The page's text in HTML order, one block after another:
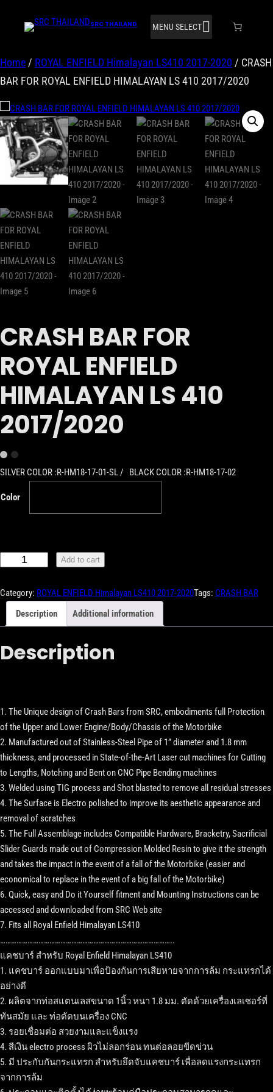
SRC THAILAND MENU SELECT
Home / ROYAL ENFIELD Himalayan LS410 2017-2020 / CRASH
BAR FOR ROYAL ENFIELD HIMALAYAN LS 410 2017/2020
CRASH BAR FOR
ROYAL ENFIELD
HIMALAYAN LS 410
2017/2020
SILVER COLOR :R-HM18-17-01-SL / BLACK COLOR :R-HM18-17-02
Color
Add to cart
Category: ROYAL ENFIELD Himalayan LS410 2017-2020Tags: CRASH BAR
Description
Additional information
Description
1. The Unique design of Crash Bars from SRC, embodiments full Protection
of the Upper and Lower Engine/Body/Chassis of the Motorbike
2. Manufactured out of Stainless-Steel Pipe of 1” diameter and 1.8 mm
thickness, and processed in State-of-the-Art Laser cut machines for Cutting
to Lengths, Notching and Bent on CNC Pipe Bending machines
3. Welded using TIG process and Shot blasted to remove all residual stresses
4. The Surface is Electro polished to improve its aesthetic appearance and
removal of scratches
5. The Full Assemblage includes Compatible Hardware, Bracketry, Sacrificial
Slider Guards made out of Compression Molded Resin to give it the strength
and takes the impact in the event of a fall of the Motorbike (easier and
economical to replace in the event of a big fall of the Motorbike)
6. Quick, easy and Do it Yourself fitment and Mounting Instructions can be
accessed and downloaded from SRC Web site
7. Fits all Royal Enfield Himalayan LS410
…………………………………………………………………………………..
แคชบาร์ สำหรับ Royal Enfield Himalayan LS410
1. แคชบาร์ ออกแบบมาเพื่อป้องกันการเสียหายจากการล้ม กระแทรกได้
อย่างดี
2. ผลิตจากท่อสแตนเลสขนาด 1นิ้ว หนา 1.8 มม. ตัดด้วยเครื่องเลเซอร์ที่
ทันสมัย และ ท่อดัดบนเครื่อง CNC
3. รอยเชื่อมต่อ สวยงามและแข็งแรง
4. สีเงิน electro process ผิวไม่ลอกร่อน ทนต่อลอยขีดข่วน
5. มี ประกับกันกระแทรก สำหรับยึดจับแคชบาร์ เพื่อลดแรงกระแทรก
จากการล้ม